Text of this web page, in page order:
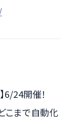
6/24開催！
こまで自動化